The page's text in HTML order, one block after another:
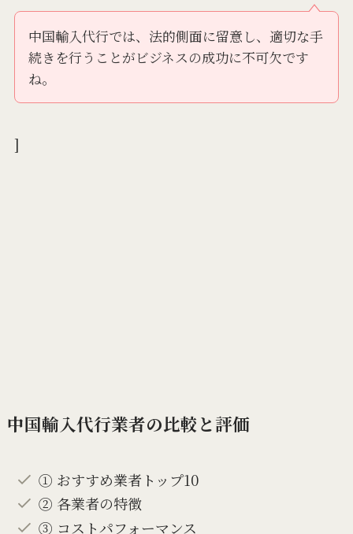
中国輸入代行では、法的側面に留意し、適切な手
続きを行うことがビジネスの成功に不可欠です
ね。
]
中国輸入代行業者の比較と評価
① おすすめ業者トップ10
② 各業者の特徴
③ コストパフォーマンス